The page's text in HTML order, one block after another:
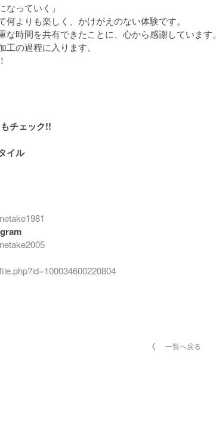
なっていく」
よりも楽しく、かけがえのない体験です。
時間を共有できたことに、心から感謝しています。
の過程に入ります。
チェック!!
イル
一覧へ戻る